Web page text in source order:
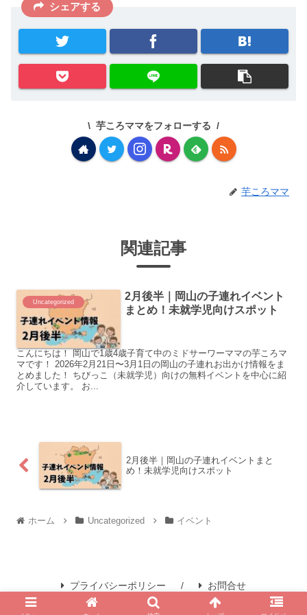
シェアする
芋ころママをフォローする
芋ころママ
関連記事
Uncategorized
2月後半｜岡山の子連れイベント
まとめ！未就学児向けスポット
こんにちは！ 岡山で1歳4歳子育て中のミドサーワーママの芋ころマ
マです！ 2026年2月21日〜3月1日の岡山の子連れお出かけ情報をま
とめました！ ちびっこ（未就学児）向けの無料イベントを中心に紹
介しています。 お...
2月後半｜岡山の子連れイベントまと
め！未就学児向けスポット
ホーム Uncategorized イベント
プライバシーポリシー お問合せ
© 2024 岡山子連れおでかけガイド.